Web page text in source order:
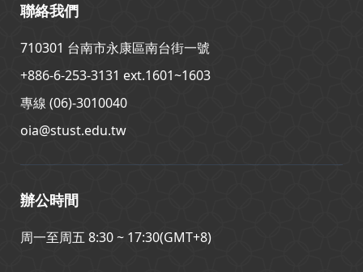
聯絡我們
710301 台南市永康區南台街一號
+886-6-253-3131 ext.1601~1603
專線 (06)-3010040
oia@stust.edu.tw
辦公時間
周一至周五 8:30 ~ 17:30(GMT+8)